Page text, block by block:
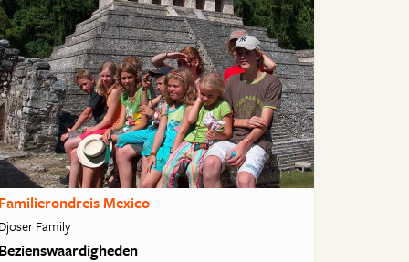
Familierondreis Mexico
Djoser Family
Bezienswaardigheden